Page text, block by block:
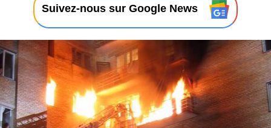
0
/
0
8
2
0
2
à
Suivez-nous sur Google News